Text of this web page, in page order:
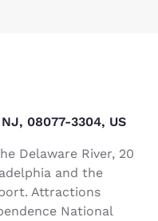
08077-3304, US
Delaware River, 20
and the
Attractions
National